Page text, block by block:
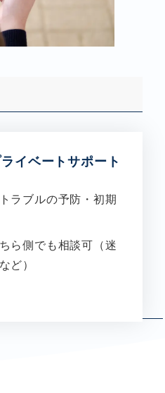
イベートサポート
ラブルの予防・初期
ら側でも相談可（迷
ど）